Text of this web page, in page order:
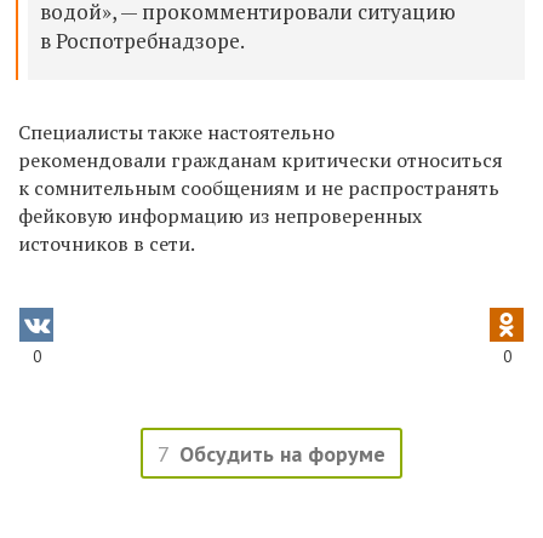
водой», — прокомментировали ситуацию
в Роспотребнадзоре.
Специалисты также настоятельно
рекомендовали гражданам критически относиться
к сомнительным сообщениям и не распространять
фейковую информацию из непроверенных
источников в сети.
0 0
7 Обсудить на форуме